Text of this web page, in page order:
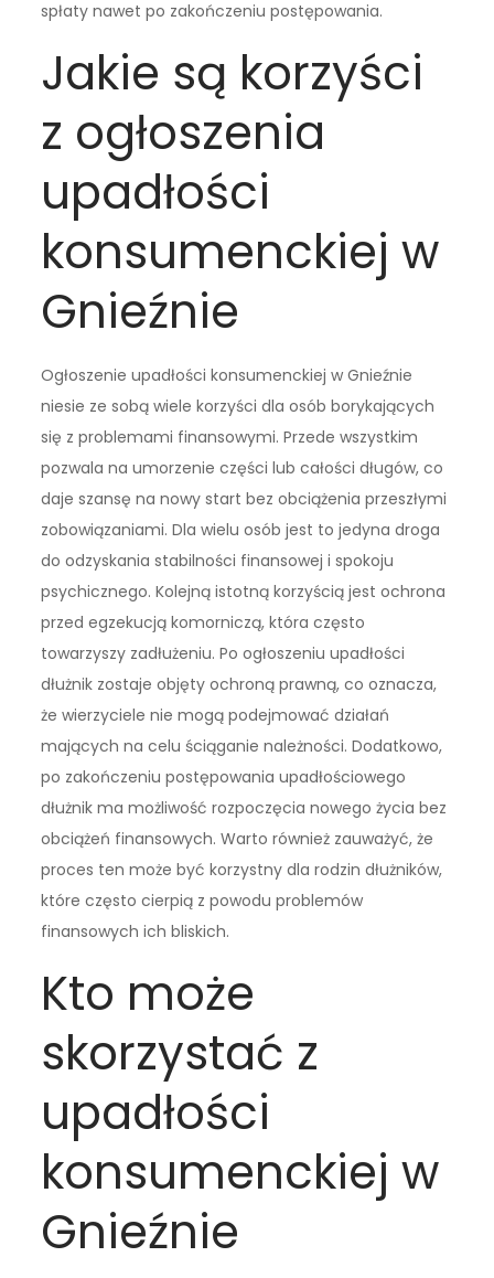
spłaty nawet po zakończeniu postępowania.
Jakie są korzyści
z ogłoszenia
upadłości
konsumenckiej w
Gnieźnie
Ogłoszenie upadłości konsumenckiej w Gnieźnie
niesie ze sobą wiele korzyści dla osób borykających
się z problemami finansowymi. Przede wszystkim
pozwala na umorzenie części lub całości długów, co
daje szansę na nowy start bez obciążenia przeszłymi
zobowiązaniami. Dla wielu osób jest to jedyna droga
do odzyskania stabilności finansowej i spokoju
psychicznego. Kolejną istotną korzyścią jest ochrona
przed egzekucją komorniczą, która często
towarzyszy zadłużeniu. Po ogłoszeniu upadłości
dłużnik zostaje objęty ochroną prawną, co oznacza,
że wierzyciele nie mogą podejmować działań
mających na celu ściąganie należności. Dodatkowo,
po zakończeniu postępowania upadłościowego
dłużnik ma możliwość rozpoczęcia nowego życia bez
obciążeń finansowych. Warto również zauważyć, że
proces ten może być korzystny dla rodzin dłużników,
które często cierpią z powodu problemów
finansowych ich bliskich.
Kto może
skorzystać z
upadłości
konsumenckiej w
Gnieźnie